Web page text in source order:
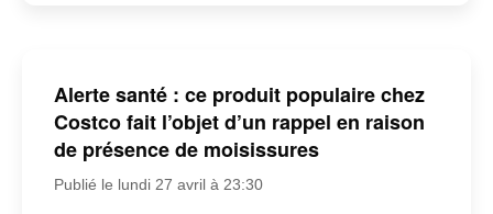
Alerte santé : ce produit populaire chez
Costco fait l’objet d’un rappel en raison
de présence de moisissures
Publié le lundi 27 avril à 23:30